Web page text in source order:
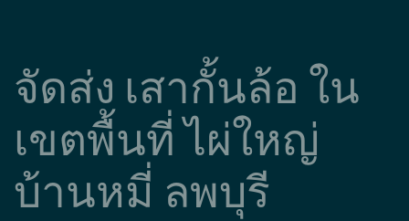
จัดส่ง เสากั้นล้อ ใน
เขตพื้นที่ ไผ่ใหญ่
บ้านหมี่ ลพบุรี